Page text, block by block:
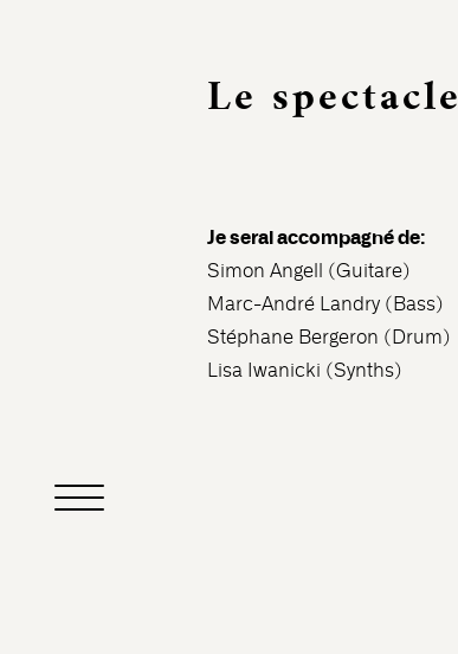
Le spectacle
Je serai accompagné de:
Simon Angell (Guitare)
Marc-André Landry (Bass)
Stéphane Bergeron (Drum)
Lisa Iwanicki (Synths)